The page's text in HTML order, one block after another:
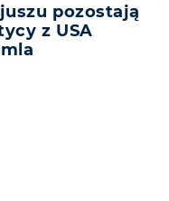
pozostają
z USA